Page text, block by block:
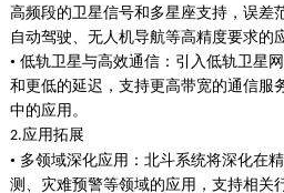
高频段的卫星信号和多星座支持，误差
自动驾驶、无人机导航等高精度要求的
• 低轨卫星与高效通信：引入低轨卫星
和更低的延迟，支持更高带宽的通信服
中的应用。
2.应用拓展
• 多领域深化应用：北斗系统将深化在
测、灾难预警等领域的应用，支持相关